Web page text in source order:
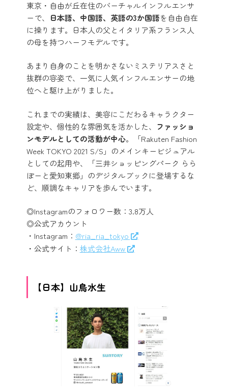
東京・自由が丘在住のバーチャルインフルエンサ
ーで、
日本語、中国語、英語の3か国語を自由自在
に操ります。日本人の父とイタリア系フランス人
の母を持つハーフモデルです。
あまり自身のことを明かさないミステリアスさと
抜群の容姿で、一気に人気インフルエンサーの地
位へと駆け上がりました。
これまでの実績は、美容にこだわるキャラクター
設定や、個性的な雰囲気を活かした、
ファッショ
ンモデルとしての活動が中心。「Rakuten Fashion
Week TOKYO 2021 S/S」のメインキービジュアル
としての起用や、「三井ショッピングパーク らら
ぽーと愛知東郷」のデジタルブックに登場するな
ど、順調なキャリアを歩んでいます。
◎Instagramのフォロワー数：3.8万人
◎公式アカウント
・Instagram： @ria_ria_tokyo
・公式サイト： 株式会社Aww
【日本】山鳥水生